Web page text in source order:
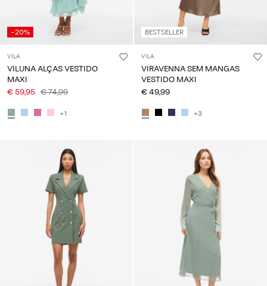
-20%
VILA
VILUNA ALÇAS VESTIDO
MAXI
€ 59,95 € 74,99
+1
BESTSELLER
VILA
VIRAVENNA SEM MANGAS
VESTIDO MAXI
€ 49,99
+3